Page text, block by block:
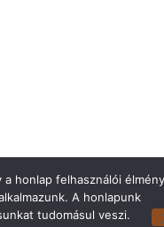
honlap felhasználói élmény
A honlapunk
tudomásul veszi.